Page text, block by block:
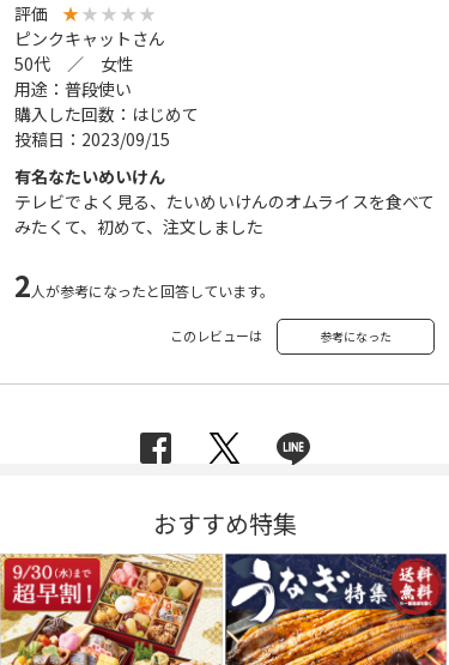
評価 ★★ ★ ★ ★
ピンクキャットさん
50代 ／ 女性
用途：普段使い
購入した回数：はじめて
投稿日：2023/09/15
有名なたいめいけん
テレビでよく見る、たいめいけんのオムライスを食べて
みたくて、初めて、注文しました
2人が参考になったと回答しています。
このレビューは 参考になった
おすすめ特集